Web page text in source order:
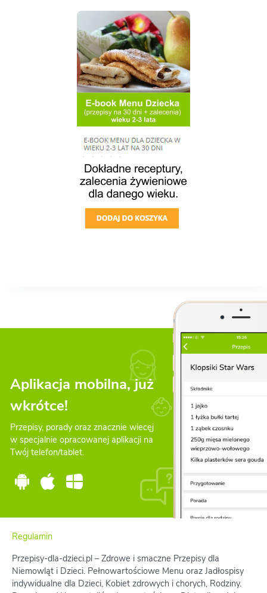
Aplikacja mobilna, już
wkrótce!
Przepisy, porady oraz znacznie wiecęj
w specjalnie opracowanej aplikacji na
Twój telefon/tablet.
Regulamin
Przepisy-dla-dzieci.pl – Zdrowe i smaczne Przepisy dla
Niemowląt i Dzieci. Pełnowartościowe Menu oraz Jadłospisy
indywidualne dla Dzieci, Kobiet zdrowych i chorych, Rodziny.